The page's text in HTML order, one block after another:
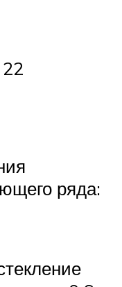
22
ряда: